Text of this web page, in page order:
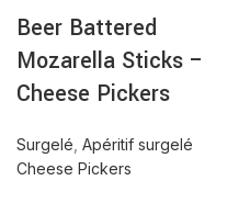
Beer Battered
Mozarella Sticks –
Cheese Pickers
Surgelé Apéritif surgelé
Cheese Pickers